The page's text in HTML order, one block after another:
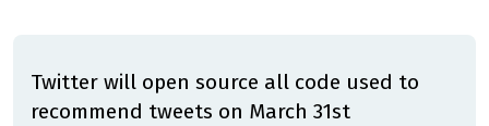
Twitter will open source all code used to
recommend tweets on March 31st